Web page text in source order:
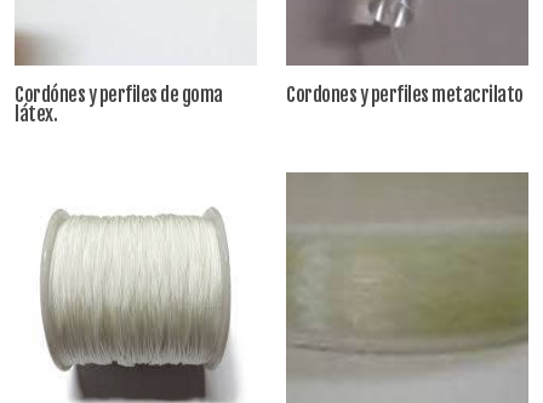
Cordónes y perfiles de goma
látex.
Cordones y perfiles metacrilato